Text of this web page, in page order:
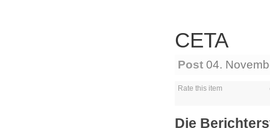
CETA
Post04.
Rate this item
Die